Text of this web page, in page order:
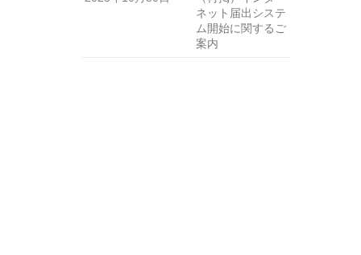
ネット届出システ
ム開始に関するご
案内